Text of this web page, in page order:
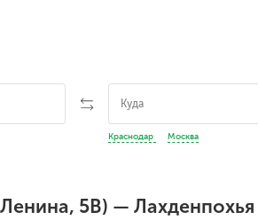
Краснодар Москва
5В) — Лахденпохья